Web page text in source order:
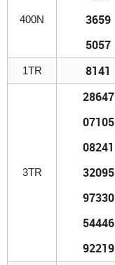
400N
3659
5057
1TR 8141
3TR
28647
07105
08241
32095
97330
54446
92219